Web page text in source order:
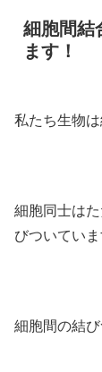
細胞間結
ます！
私たち生物は
細胞同士は
びついていま
細胞間の結